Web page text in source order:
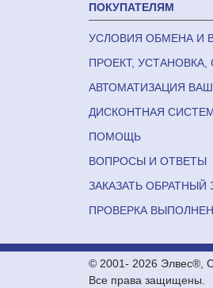
ПОКУПАТЕЛЯМ
УСЛОВИЯ ОБМЕНА И
ПРОЕКТ, УСТАНОВКА,
АВТОМАТИЗАЦИЯ
ДИСКОНТНАЯ
ПОМОЩЬ
ВОПРОСЫ И ОТВЕТЫ
ЗАКАЗАТЬ ОБРАТНЫЙ
ПРОВЕРКА
© 2001- 2026 Элвес®,
Все права защищены.